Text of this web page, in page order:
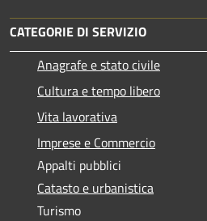
CATEGORIE DI SERVIZIO
Anagrafe e stato civile
Cultura e tempo libero
Vita lavorativa
Imprese e Commercio
Appalti pubblici
Catasto e urbanistica
Turismo